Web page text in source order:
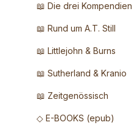
📖 Die drei Kompendien
📖 Rund um A.T. Still
📖 Littlejohn & Burns
📖 Sutherland & Kranio
📖 Zeitgenössisch
◇ E-BOOKS (epub)